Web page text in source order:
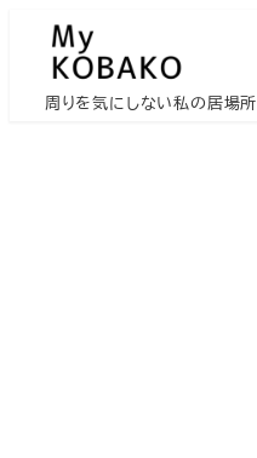
周りを気にしない私の居場所